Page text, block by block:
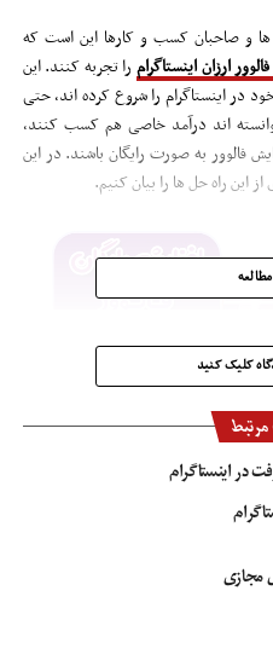
و صاحبان کسب و کارها این است که
ارزان اینستاگرامرا تجربه کنند. این
در اینستاگرام را شروع کرده اند، حتی
اند درآمد خاصی هم کسب کنند،
فالوور به صورت رایگان باشند. در این
این راه حل ها را بیان کنیم.
اینستاگرام
کلیک کنید
در اینستاگرام
مجازی